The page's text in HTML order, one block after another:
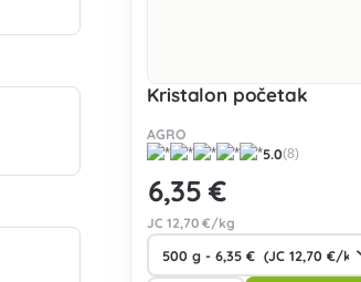
Kristalon početak
AGRO
5.0(8)
6,35 €
JC12,70 €/kg